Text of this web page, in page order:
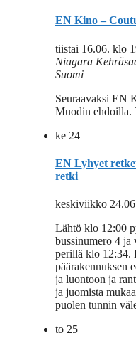
EN Kino –
tiistai 16.06. klo
Niagara
Suomi
Seuraavaksi EN
Muodin ehdoilla.
ke 24
EN Lyhyet
retki
keskiviikko
Lähtö klo 12:00
bussinumero 4 ja
perillä klo 12:34.
päärakennuksen
ja luontoon ja
ja juomista
puolen tunnin
to 25